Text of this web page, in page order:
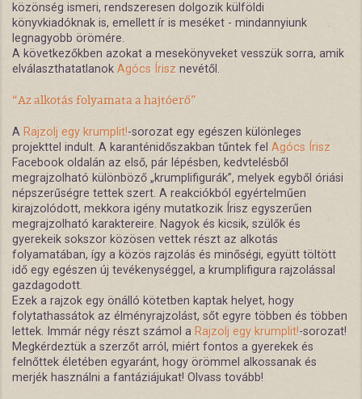
közönség ismeri, rendszeresen dolgozik külföldi
könyvkiadóknak is, emellett ír is meséket - mindannyiunk
legnagyobb örömére.
A következőkben azokat a mesekönyveket vesszük sorra, amik
elválaszthatatlanok Agócs Írisz nevétől.
“Az alkotás folyamata a hajtóerő”
A Rajzolj egy krumplit!-sorozat egy egészen különleges
projekttel indult. A karanténidőszakban tűntek fel Agócs Írisz
Facebook oldalán az első, pár lépésben, kedvtelésből
megrajzolható különböző „krumplifigurák”, melyek egyből óriási
népszerűségre tettek szert. A reakciókból egyértelműen
kirajzolódott, mekkora igény mutatkozik Írisz egyszerűen
megrajzolható karaktereire. Nagyok és kicsik, szülők és
gyerekeik sokszor közösen vettek részt az alkotás
folyamatában, így a közös rajzolás és minőségi, együtt töltött
idő egy egészen új tevékenységgel, a krumplifigura rajzolással
gazdagodott.
Ezek a rajzok egy önálló kötetben kaptak helyet, hogy
folytathassátok az élményrajzolást, sőt egyre többen és többen
lettek. Immár négy részt számol a Rajzolj egy krumplit!-sorozat!
Megkérdeztük a szerzőt arról, miért fontos a gyerekek és
felnőttek életében egyaránt, hogy örömmel alkossanak és
merjék használni a fantáziájukat! Olvass tovább!